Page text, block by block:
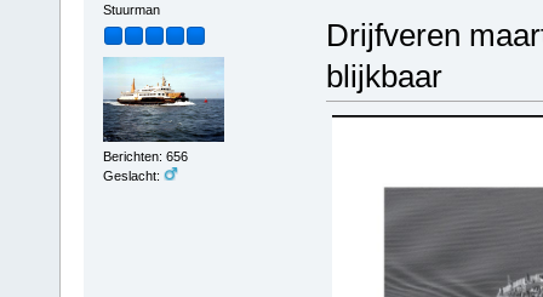
Stuurman
Berichten: 656
Geslacht:
Drijfveren
blijkbaar